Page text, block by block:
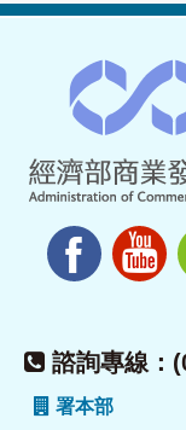
諮詢專線：
署本部